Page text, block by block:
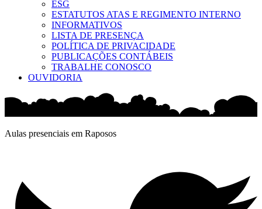
ESG
ESTATUTOS ATAS E REGIMENTO INTERNO
INFORMATIVOS
LISTA DE PRESENÇA
POLÍTICA DE PRIVACIDADE
PUBLICAÇÕES CONTÁBEIS
TRABALHE CONOSCO
OUVIDORIA
Aulas presenciais em Raposos